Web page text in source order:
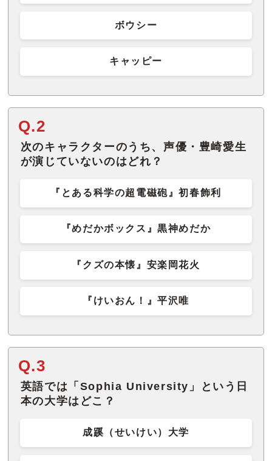
ボウシー
キャッピー
Q.2
次のキャラクターのうち、声優・豊崎愛生
が演じていないのはどれ？
『とある科学の超電磁砲』初春飾利
『めだかボックス』黒神めだか
『クズの本懐』安楽岡花火
『けいおん！』平沢唯
Q.3
英語では「Sophia University」という日
本の大学はどこ？
成蹊（せいけい）大学